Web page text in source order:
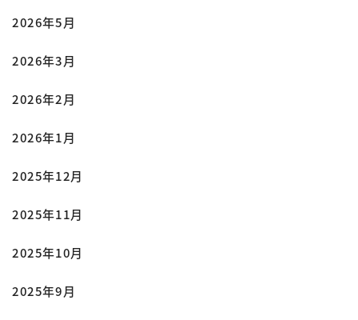
2026年5月
2026年3月
2026年2月
2026年1月
2025年12月
2025年11月
2025年10月
2025年9月